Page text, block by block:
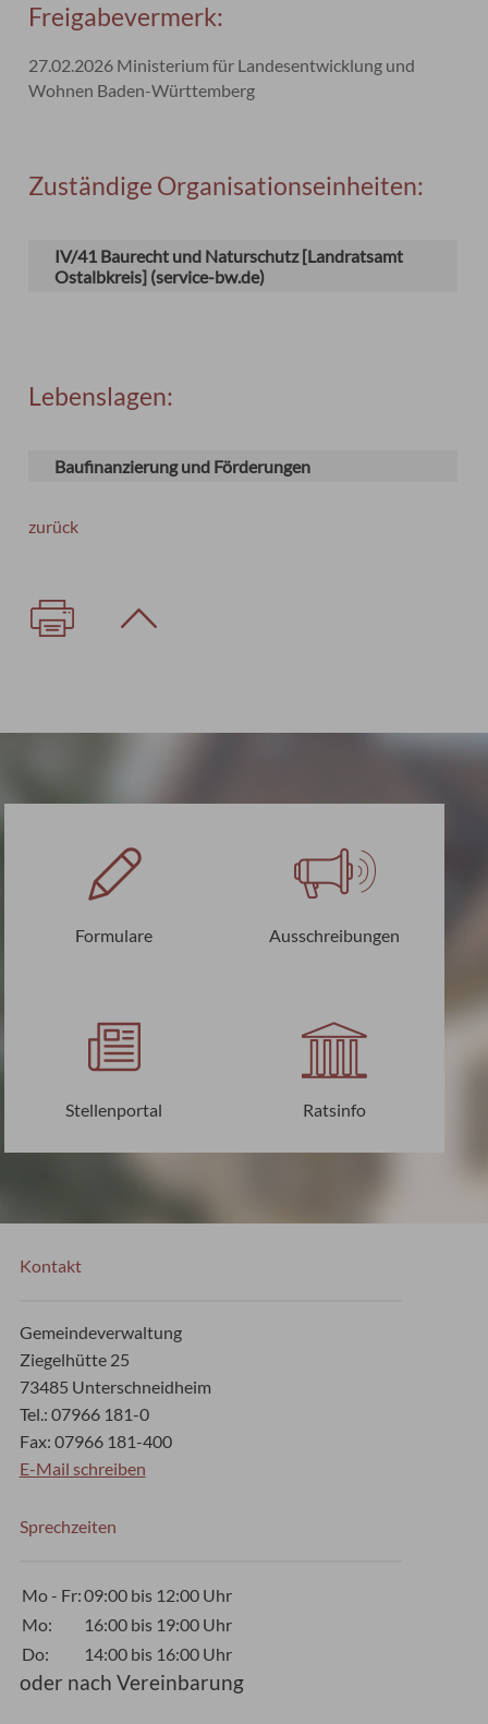
Freigabevermerk:
27.02.2026 Ministerium für Landesentwicklung und
Wohnen Baden-Württemberg
Zuständige Organisationseinheiten:
IV/41 Baurecht und Naturschutz [Landratsamt
Ostalbkreis] (service-bw.de)
Lebenslagen:
Baufinanzierung und Förderungen
zurück
Formulare Ausschreibungen
Stellenportal Ratsinfo
Kontakt
Gemeindeverwaltung
Ziegelhütte 25
73485 Unterschneidheim
Tel.: 07966 181-0
Fax: 07966 181-400
E-Mail schreiben
Sprechzeiten
Mo - Fr:09:00 bis 12:00 Uhr
Mo:
16:00 bis 19:00 Uhr
Do:
14:00 bis 16:00 Uhr
oder nach Vereinbarung